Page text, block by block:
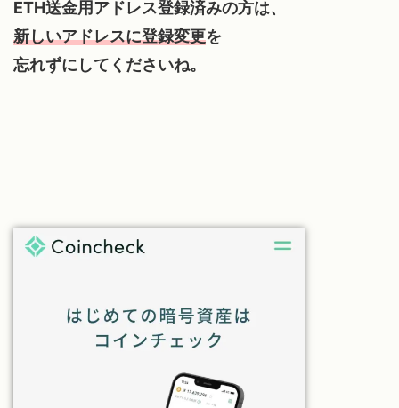
ETH送金用アドレス登録済みの方は、
新しいアドレスに登録変更を
忘れずにしてくださいね。